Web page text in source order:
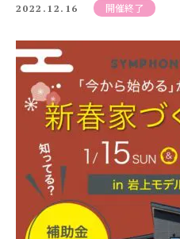
施工事例
リフォーム
スタッフブログ
2022.12.16 開催終了